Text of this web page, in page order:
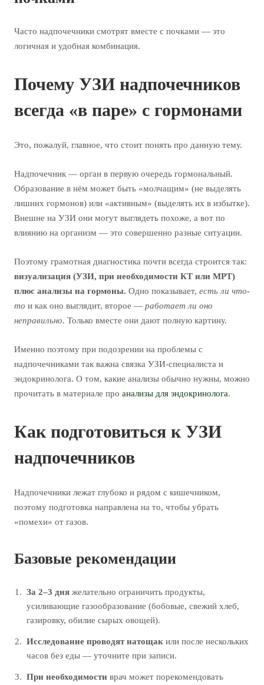
Часто надпочечники смотрят вместе с почками — это
логичная и удобная комбинация.
Почему УЗИ надпочечников
всегда «в паре» с гормонами
Это, пожалуй, главное, что стоит понять про данную тему.
Надпочечник — орган в первую очередь гормональный.
Образование в нём может быть «молчащим» (не выделять
лишних гормонов) или «активным» (выделять их в избытке).
Внешне на УЗИ они могут выглядеть похоже, а вот по
влиянию на организм — это совершенно разные ситуации.
Поэтому грамотная диагностика почти всегда строится так:
визуализация (УЗИ, при необходимости КТ или МРТ)
плюс анализы на гормоны. Одно показывает, есть ли что-
то и как оно выглядит, второе — работает ли оно
неправильно. Только вместе они дают полную картину.
Именно поэтому при подозрении на проблемы с
надпочечниками так важна связка УЗИ-специалиста и
эндокринолога. О том, какие анализы обычно нужны, можно
прочитать в материале про анализы для эндокринолога.
Как подготовиться к УЗИ
надпочечников
Надпочечники лежат глубоко и рядом с кишечником,
поэтому подготовка направлена на то, чтобы убрать
«помехи» от газов.
Базовые рекомендации
За 2–3 дня желательно ограничить продукты,
усиливающие газообразование (бобовые, свежий хлеб,
газировку, обилие сырых овощей).
Исследование проводят натощак или после нескольких
часов без еды — уточните при записи.
При необходимости врач может порекомендовать